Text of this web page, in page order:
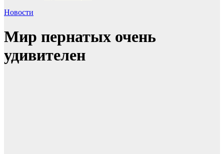
Новости
Мир пернатых очень
удивителен